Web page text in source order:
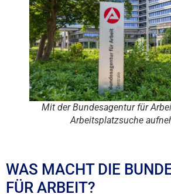
Mit der Bundesagentur für
Arbeitsplatzsuche
WAS MACHT DIE
FÜR ARBEIT?